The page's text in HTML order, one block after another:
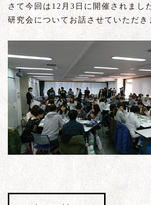
さて今回は 12 月 3 日に開催されまし
研究会についてお話させていただき